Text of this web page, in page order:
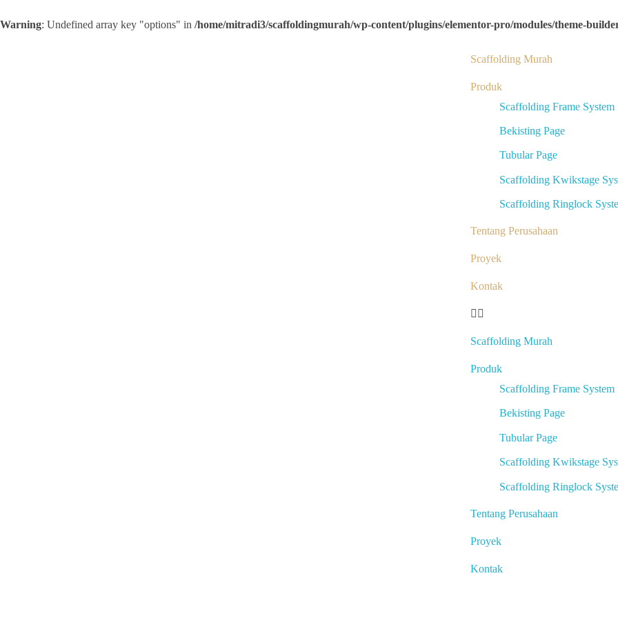
Warning: Undefined array key "options" in /home/mitradi3/scaffoldingmurah/wp-content/plugins/elementor-pro/modules/theme-
Scaffolding Murah
Produk
Scaffolding Frame System
Bekisting Page
Tubular Page
Scaffolding Kwikstage
Scaffolding Ringlock
Tentang Perusahaan
Proyek
Kontak
Scaffolding Murah
Produk
Scaffolding Frame System
Bekisting Page
Tubular Page
Scaffolding Kwikstage
Scaffolding Ringlock
Tentang Perusahaan
Proyek
Kontak